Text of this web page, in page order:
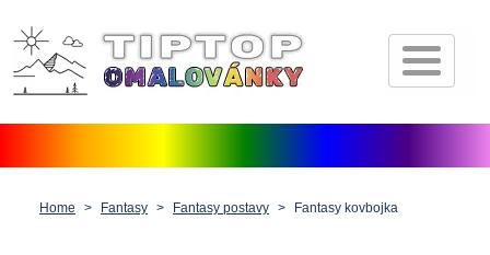
Úvod
Pohádkové postavičky
Home Fantasy Fantasy postavy Fantasy kovbojka